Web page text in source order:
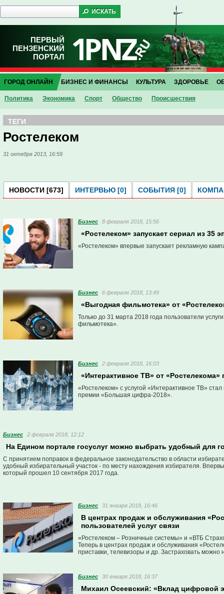
ПЕРВЫЙ
ПЕНЗЕНСКИЙ
ПОРТАЛ
ГОРОД ОНЛАЙН
Политика Экономика Спорт Общество Проиcшествия
БИЗНЕС И ФИНАНСЫ КУЛЬТУРА ЗДОРОВЬЕ
ТЕГИ
Ростелеком
31 октября 2013, 16:59
НОВОСТИ [673] ИНТЕРВЬЮ [0] СОБЫТИЯ [0]
Бизнес 8 февраля 2018, 15:56
«Ростелеком» запускает сериал из 35
«Ростелеком» впервые запускает рекламную
Бизнес 6 февраля 2018, 13:49
«Выгодная фильмотека» от
Только до 31 марта 2018 года пользователи
фильмотека».
Бизнес 2 февраля 2018, 16:03
«Интерактивное ТВ» от
«Ростелеком» с услугой «Интерактивное ТВ»
премии «Большая цифра-2018».
Бизнес 2 февраля 2018, 12:12
На Едином портале госуслуг можно выбрать удобный для
С принятием поправок в федеральное законодательство в области
удобный избирательный участок - по месту нахождения избирателя.
который прошел 10 сентября 2017 года.
Бизнес 31 января 2018, 16:46
В центрах продаж и обслуживания
пользователей услуг связи
«Ростелеком – Розничные системы» и «ВТБ
Теперь в центрах продаж и обслуживания
приставки, телевизоры и др. Застраховать
Бизнес 30 января 2018, 16:37
Михаил Осеевский: «Вклад цифровой